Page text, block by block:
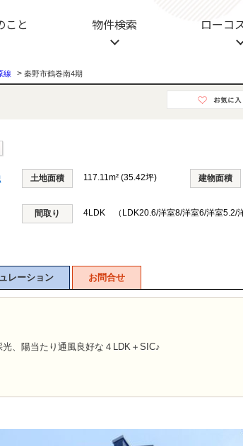
産
こと 物件検索 ローコ
線 > 秦野市鶴巻南4期
土地面積 117.11m² (35.42坪) 建物面積
間取り 4LDK （LDK20.6/洋室8/洋室6/洋室5.2/洋
レーション お問合せ
、陽当たり通風良好な４LDK＋SIC♪